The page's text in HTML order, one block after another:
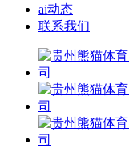
ai动态
联系我们